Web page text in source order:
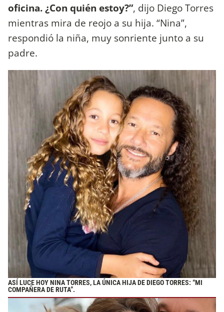
oficina. ¿Con quién estoy?”, dijo Diego Torres
mientras mira de reojo a su hija. “Nina”,
respondió la niña, muy sonriente junto a su
padre.
ASÍ LUCE HOY NINA TORRES, LA ÚNICA HIJA DE DIEGO TORRES: “MI
COMPAÑERA DE RUTA”.